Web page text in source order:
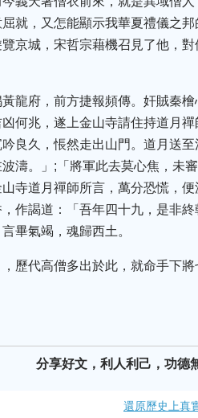
就，又怎能顯示我華夏禮儀之
京城，宋哲宗藉機召見了他，
龍府，前方捷報頻傳。奸賊秦
何兆，遂上金山寺請住持道月
良久，悵然走出山門。道月送
濤。」;「將軍此去莫心焦，未
寺道月禪師所言，萬分恐慌，
作謁道：「吾年四十九，是非
畢氣竭，魂歸西土。
歷代高僧多出於此，就命手下
分享好文，利人利己，功德
還原歷史上真